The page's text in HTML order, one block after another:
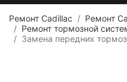
Ремонт Cadillac
Ремонт
Ремонт тормозной
Замена передних